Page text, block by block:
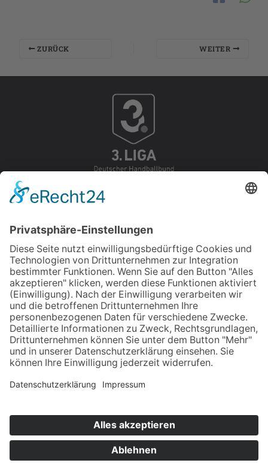
ZURÜCK WEITER
Design & Umsetzung
KONTAKT
IMPRESSUM
DATENSCHUTZ